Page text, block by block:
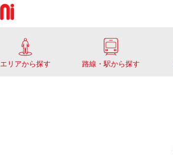
エリアから探す 路線・駅から探す